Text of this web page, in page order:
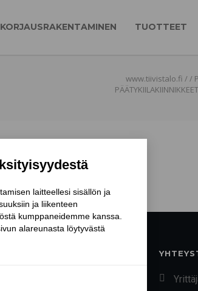
KORJAUSRAKENTAMINEN TUOTTEET
www.tiivistalo.fi //